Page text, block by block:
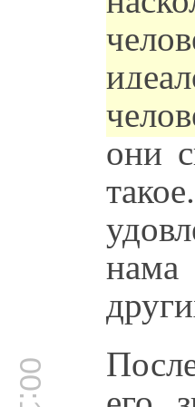
они
нама